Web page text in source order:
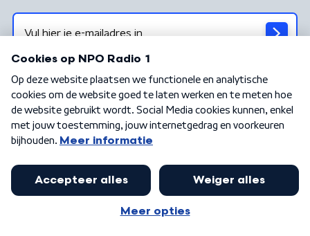
Algemene voorwaarden